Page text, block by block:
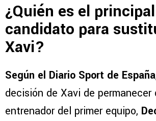
¿Quién es el principal
candidato para
Xavi?
Según el Diario Sport de España
decisión de Xavi de permanecer
entrenador del primer equipo,